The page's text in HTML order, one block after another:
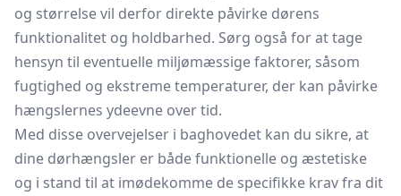
og størrelse vil derfor direkte påvirke dørens
funktionalitet og holdbarhed. Sørg også for at tage
hensyn til eventuelle miljømæssige faktorer, såsom
fugtighed og ekstreme temperaturer, der kan påvirke
hængslernes ydeevne over tid.
Med disse overvejelser i baghovedet kan du sikre, at
dine dørhængsler er både funktionelle og æstetiske
og i stand til at imødekomme de specifikke krav fra dit